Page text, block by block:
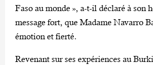
Faso au monde », a-t-il déclaré à son
message fort, que Madame Navarro
émotion et fierté.
Revenant sur ses expériences au